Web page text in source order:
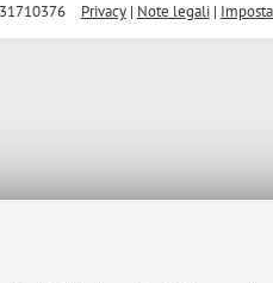
Privacy| Note legali|